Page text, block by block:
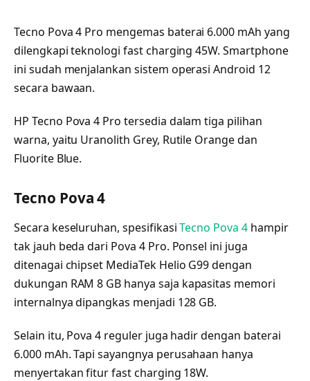
Tecno Pova 4 Pro mengemas baterai 6.000 mAh yang
dilengkapi teknologi fast charging 45W. Smartphone
ini sudah menjalankan sistem operasi Android 12
secara bawaan.
HP Tecno Pova 4 Pro tersedia dalam tiga pilihan
warna, yaitu Uranolith Grey, Rutile Orange dan
Fluorite Blue.
Tecno Pova 4
Secara keseluruhan, spesifikasiTecno Pova 4hampir
tak jauh beda dari Pova 4 Pro. Ponsel ini juga
ditenagai chipset MediaTek Helio G99 dengan
dukungan RAM 8 GB hanya saja kapasitas memori
internalnya dipangkas menjadi 128 GB.
Selain itu, Pova 4 reguler juga hadir dengan baterai
6.000 mAh. Tapi sayangnya perusahaan hanya
menyertakan fitur fast charging 18W.